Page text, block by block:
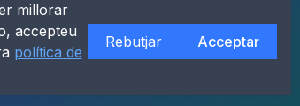
millorar
accepteu
política de
Rebutjar Acceptar